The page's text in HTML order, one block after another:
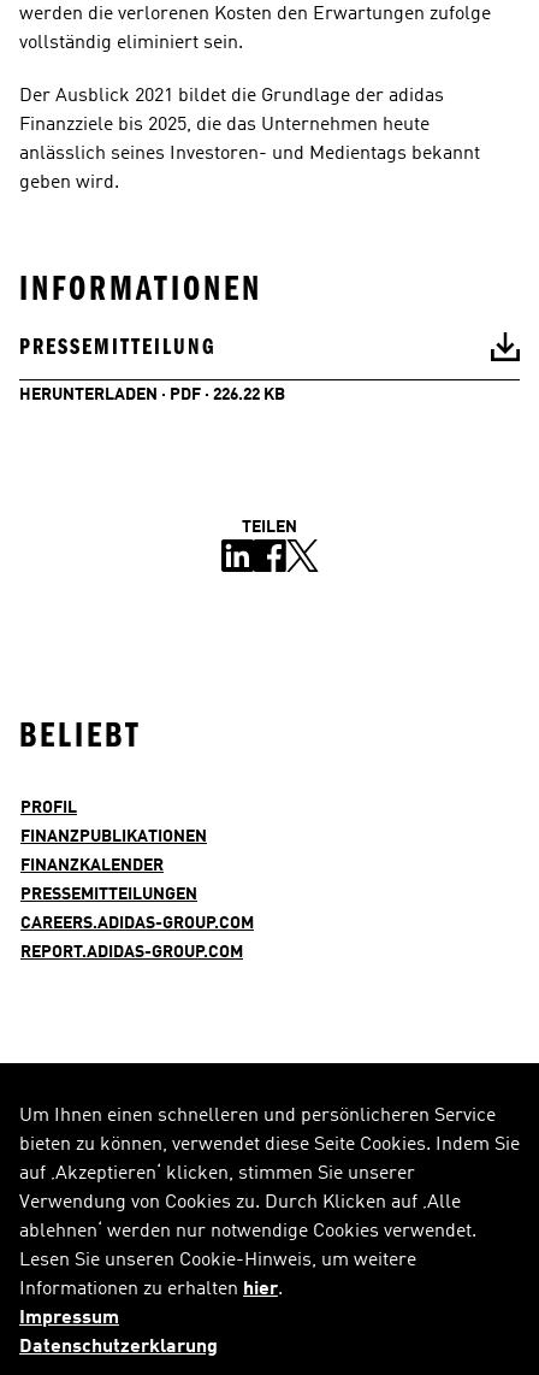
werden die verlorenen Kosten den Erwartungen zufolge
vollständig eliminiert sein.
Der Ausblick 2021 bildet die Grundlage der adidas
Finanzziele bis 2025, die das Unternehmen heute
anlässlich seines Investoren- und Medientags bekannt
geben wird.
INFORMATIONEN
PRESSEMITTEILUNG
HERUNTERLADEN · PDF · 226.22 KB
TEILEN
BELIEBT
PROFIL
FINANZPUBLIKATIONEN
FINANZKALENDER
PRESSEMITTEILUNGEN
CAREERS.ADIDAS-GROUP.COM
REPORT.ADIDAS-GROUP.COM
FOLGE UNS AUF
Alle Social Media Kanäle
Sitemap
Impressum
Um Ihnen einen schnelleren und persönlicheren Service
bieten zu können, verwendet diese Seite Cookies. Indem Sie
auf ‚Akzeptieren‘ klicken, stimmen Sie unserer
Verwendung von Cookies zu. Durch Klicken auf ‚Alle
ablehnen‘ werden nur notwendige Cookies verwendet.
Lesen Sie unseren Cookie-Hinweis, um weitere
Informationen zu erhalten hier.
Impressum
Datenschutzerklarung